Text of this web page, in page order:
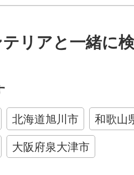
リアと一緒に
北海道旭川市 和歌山
大阪府泉大津市